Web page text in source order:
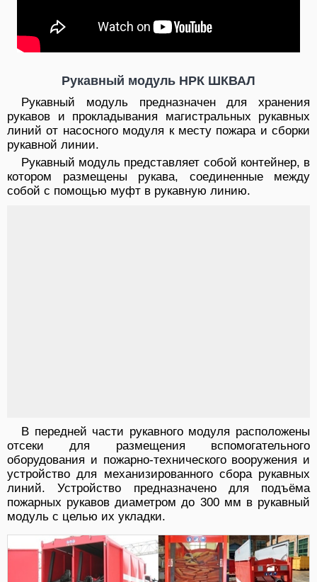
Рукавный модуль НРК ШКВАЛ
Рукавный модуль предназначен для хранения
рукавов и прокладывания магистральных рукавных
линий от насосного модуля к месту пожара и сборки
рукавной линии.
Рукавный модуль представляет собой контейнер, в
котором размещены рукава, соединенные между
собой с помощью муфт в рукавную линию.
В передней части рукавного модуля расположены
отсеки для размещения вспомогательного
оборудования и пожарно-технического вооружения и
устройство для механизированного сбора рукавных
линий. Устройство предназначено для подъёма
пожарных рукавов диаметром до 300 мм в рукавный
модуль с целью их укладки.